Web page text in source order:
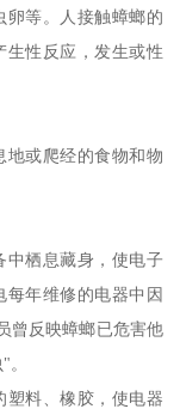
卵等。人接触蟑螂的
生性反应，发生或性
地或爬经的食物和物
中栖息藏身，使电子
年维修的电器中因
曾反映蟑螂已危害他
塑料、橡胶，使电器